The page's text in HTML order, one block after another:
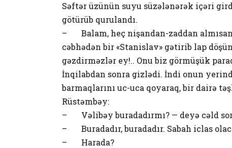
Səftər üzünün suyu süzələnərək içəri
götürüb qurulandı.
– Balam, heç nişandan-zaddan
cəbhədən bir «Stanislav» gətirib lap
gəzdirməzlər ey!.. Onu biz görmüşük
İnqilabdan sonra gizlədi. İndi onun
barmaqlarını uc-uca qoyaraq, bir dairə
Rüstəmbəy:
– Vəlibəy buradadırmı? — deyə cəld
– Buradadır, buradadır. Sabah iclas
– Harada?